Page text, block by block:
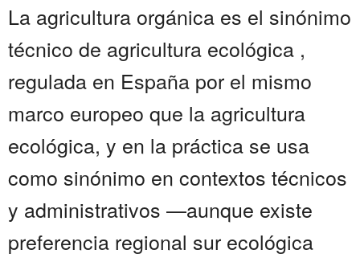
La agricultura orgánica es el sinónimo
técnico de agricultura ecológica ,
regulada en España por el mismo
marco europeo que la agricultura
ecológica, y en la práctica se usa
como sinónimo en contextos técnicos
y administrativos —aunque existe
preferencia regional sur ecológica